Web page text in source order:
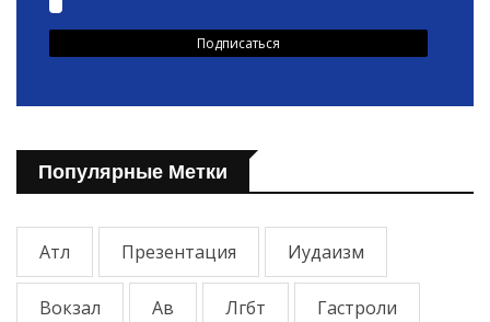
Популярные Метки
Атл Презентация Иудаизм
Вокзал Ав Лгбт Гастроли